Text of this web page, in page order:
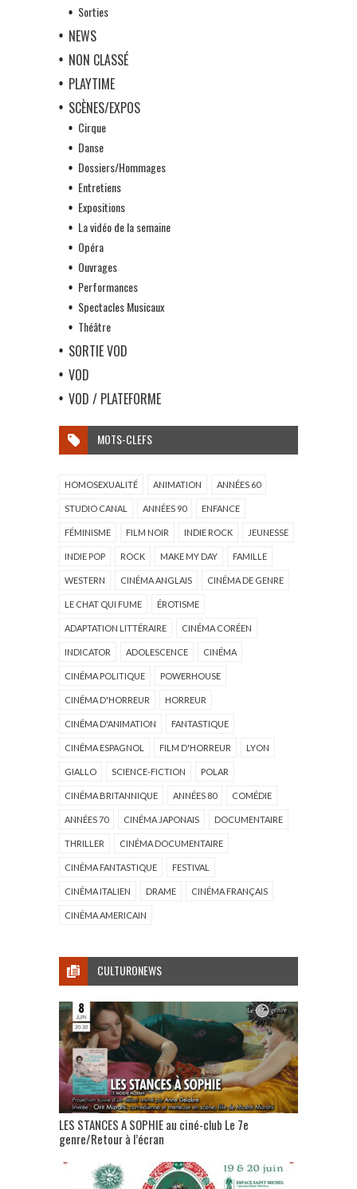
Sorties
NEWS
NON CLASSÉ
PLAYTIME
SCÈNES/EXPOS
Cirque
Danse
Dossiers/Hommages
Entretiens
Expositions
La vidéo de la semaine
Opéra
Ouvrages
Performances
Spectacles Musicaux
Théâtre
SORTIE VOD
VOD
VOD / PLATEFORME
MOTS-CLEFS
HOMOSEXUALITÉ ANIMATION ANNÉES 60
STUDIO CANAL ANNÉES 90 ENFANCE
FÉMINISME FILM NOIR INDIE ROCK JEUNESSE
INDIE POP ROCK MAKE MY DAY FAMILLE
WESTERN CINÉMA ANGLAIS CINÉMA DE GENRE
LE CHAT QUI FUME ÉROTISME
ADAPTATION LITTÉRAIRE CINÉMA CORÉEN
INDICATOR ADOLESCENCE CINÉMA
CINÉMA POLITIQUE POWERHOUSE
CINÉMA D'HORREUR HORREUR
CINÉMA D'ANIMATION FANTASTIQUE
CINÉMA ESPAGNOL FILM D'HORREUR LYON
GIALLO SCIENCE-FICTION POLAR
CINÉMA BRITANNIQUE ANNÉES 80 COMÉDIE
ANNÉES 70 CINÉMA JAPONAIS DOCUMENTAIRE
THRILLER CINÉMA DOCUMENTAIRE
CINÉMA FANTASTIQUE FESTIVAL
CINÉMA ITALIEN DRAME CINÉMA FRANÇAIS
CINÉMA AMERICAIN
CULTURONEWS
LES STANCES A SOPHIE au ciné-club Le 7e
genre/Retour à l’écran